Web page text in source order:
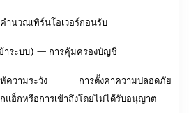
ำนวณเทิร์นโอเวอร์ก่อนรับ
าระบบ) — การคุ้มครองบัญชี
ให้ความระวัง การตั้งค่าความปลอดภัย
แฮ็กหรือการเข้าถึงโดยไม่ได้รับอนุญาต